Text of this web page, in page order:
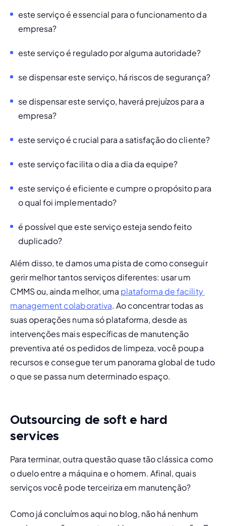
este serviço é essencial para o funcionamento da
empresa?
este serviço é regulado por alguma autoridade?
se dispensar este serviço, há riscos de segurança?
se dispensar este serviço, haverá prejuízos para a
empresa?
este serviço é crucial para a satisfação do cliente?
este serviço facilita o dia a dia da equipe?
este serviço é eficiente e cumpre o propósito para
o qual foi implementado?
é possível que este serviço esteja sendo feito
duplicado?
Além disso, te damos uma pista de como conseguir
CMMS ou, ainda melhor, uma plataforma de facility
management colaborativa. Ao concentrar todas as
suas operações numa só plataforma, desde as
intervenções mais específicas de manutenção
preventiva até os pedidos de limpeza, você poupa
recursos e consegue ter um panorama global de tudo
o que se passa num determinado espaço.
Outsourcing de soft e hard
services
Para terminar, outra questão quase tão clássica como
o duelo entre a máquina e o homem. Afinal, quais
serviços você pode terceiriza em manutenção?
Como já concluímos aqui no blog, não há nenhum